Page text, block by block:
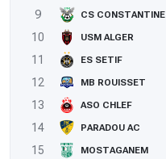
9
CS CONSTANTINE
10
USM ALGER
11
ES SETIF
12
MB ROUISSET
13
ASO CHLEF
14
PARADOU AC
15
MOSTAGANEM